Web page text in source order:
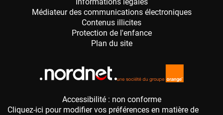
Accessibilité : non conforme
Cliquez-ici pour modifier vos préférences en matière de